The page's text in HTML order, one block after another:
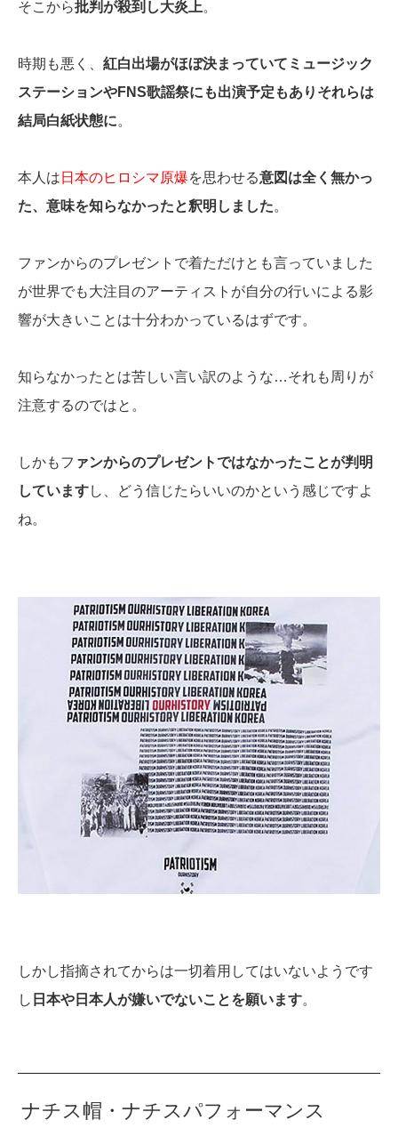
そこから批判が殺到し大炎上。
時期も悪く、 紅白出場がほぼ決まっていてミュージック
ステーションやFNS歌謡祭にも出演予定もありそれらは
結局白紙状態に。
本人は 日本のヒロシマ原爆を思わせる意図は全く無かっ
た、意味を知らなかったと釈明しました。
ファンからのプレゼントで着ただけとも言っていました
が世界でも大注目のアーティストが自分の行いによる影
響が大きいことは十分わかっているはずです。
知らなかったとは苦しい言い訳のような…それも周りが
注意するのではと。
しかもフ ァンからのプレゼントではなかったことが判明
していますし、どう信じたらいいのかという感じですよ
ね。
しかし指摘されてからは一切着用してはいないようです
し 日本や日本人が嫌いでないことを願います。
ナチス帽・ナチスパフォーマンス